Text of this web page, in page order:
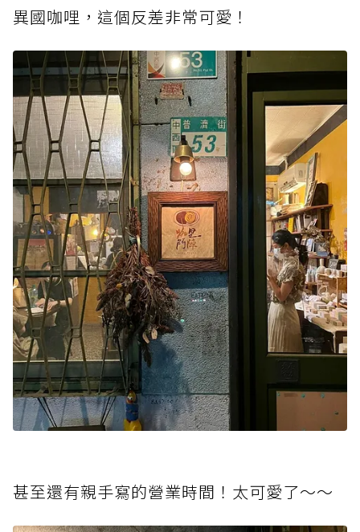
異國咖哩，這個反差非常可愛！
甚至還有親手寫的營業時間！太可愛了～～